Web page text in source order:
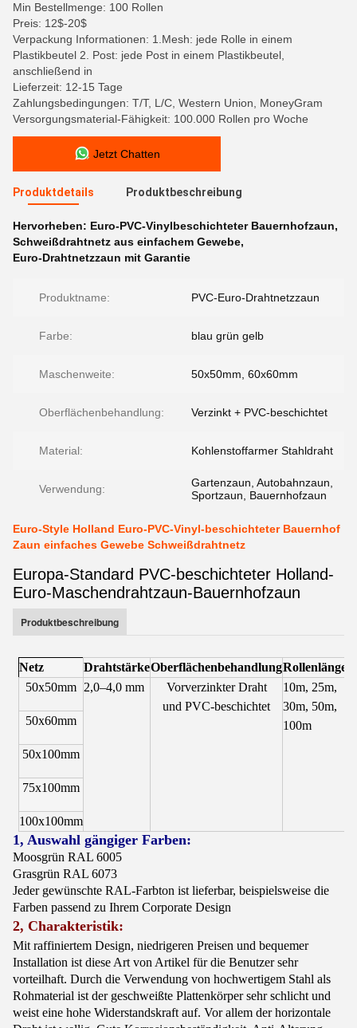
Min Bestellmenge: 100 Rollen
Preis: 12$-20$
Verpackung Informationen: 1.Mesh: jede Rolle in einem
Plastikbeutel 2. Post: jede Post in einem Plastikbeutel,
anschließend in
Lieferzeit: 12-15 Tage
Zahlungsbedingungen: T/T, L/C, Western Union, MoneyGram
Versorgungsmaterial-Fähigkeit: 100.000 Rollen pro Woche
Jetzt Chatten
Produktdetails Produktbeschreibung
Hervorheben: Euro-PVC-Vinylbeschichteter Bauernhofzaun,
Schweißdrahtnetz aus einfachem Gewebe,
Euro-Drahtnetzzaun mit Garantie
Produktname: PVC-Euro-Drahtnetzzaun
Farbe: blau grün gelb
Maschenweite: 50x50mm, 60x60mm
Oberflächenbehandlung: Verzinkt + PVC-beschichtet
Material: Kohlenstoffarmer Stahldraht
Verwendung:
Gartenzaun, Autobahnzaun,
Sportzaun, Bauernhofzaun
Euro-Style Holland Euro-PVC-Vinyl-beschichteter Bauernhof
Zaun einfaches Gewebe Schweißdrahtnetz
Europa-Standard PVC-beschichteter Holland-
Euro-Maschendrahtzaun-Bauernhofzaun
Produktbeschreibung
Netz DrahtstärkeOberflächenbehandlungRollenlänge
50x50mm 2,0–4,0 mm
Vorverzinkter Draht
und PVC-beschichtet
10m, 25m,
30m, 50m,
100m
50x60mm
50x100mm
75x100mm
100x100mm
1, Auswahl gängiger Farben:
Moosgrün RAL 6005
Grasgrün RAL 6073
Jeder gewünschte RAL-Farbton ist lieferbar, beispielsweise die
Farben passend zu Ihrem Corporate Design
2, Charakteristik:
Mit raffiniertem Design, niedrigeren Preisen und bequemer
Installation ist diese Art von Artikel für die Benutzer sehr
vorteilhaft. Durch die Verwendung von hochwertigem Stahl als
Rohmaterial ist der geschweißte Plattenkörper sehr schlicht und
weist eine hohe Widerstandskraft auf. Vor allem der horizontale